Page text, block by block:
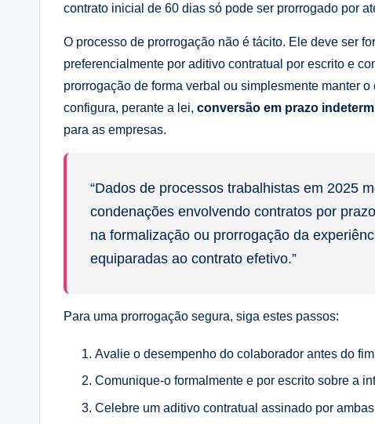
contrato inicial de 60 dias só pode ser prorrogado por
O processo de prorrogação não é tácito. Ele deve ser
preferencialmente por aditivo contratual por escrito e
prorrogação de forma verbal ou simplesmente manter
configura, perante a lei, conversão em prazo
para as empresas.
“Dados de processos trabalhistas em 2025
condenações envolvendo contratos por
na formalização ou prorrogação da
equiparadas ao contrato efetivo.”
Para uma prorrogação segura, siga estes passos:
Avalie o desempenho do colaborador antes do
Comunique-o formalmente e por escrito sobre a
Celebre um aditivo contratual assinado por